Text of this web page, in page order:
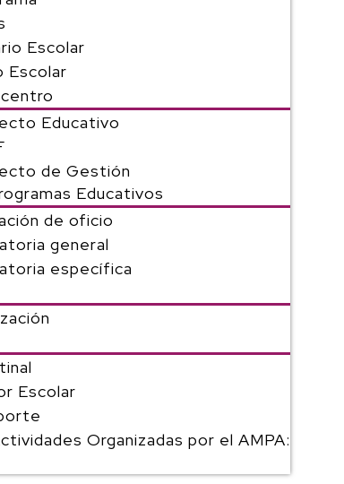
Escolar
Escolar
Educativo
de Gestión
Educativos
de oficio
general
específica
Escolar
Organizadas por el AMPA: